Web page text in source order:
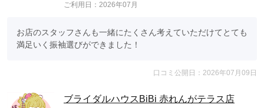
ご利用日：2026年07月
お店のスタッフさんも一緒にたくさん考えていただけてとても
満足いく振袖選びができました！
口コミ公開日：2026年07月09日
ブライダルハウスBiBi 赤れんがテラス店